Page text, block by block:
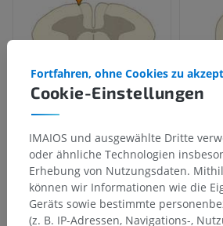
Cookie-Einstellungen
Fortfahren, ohne Cookies zu
IMAIOS und ausgewählte Dritte
oder ähnliche Technologien
Erhebung von Nutzungsdaten.
können wir Informationen wie die
Geräts sowie bestimmte
(z. B. IP-Adressen, Navigations-,